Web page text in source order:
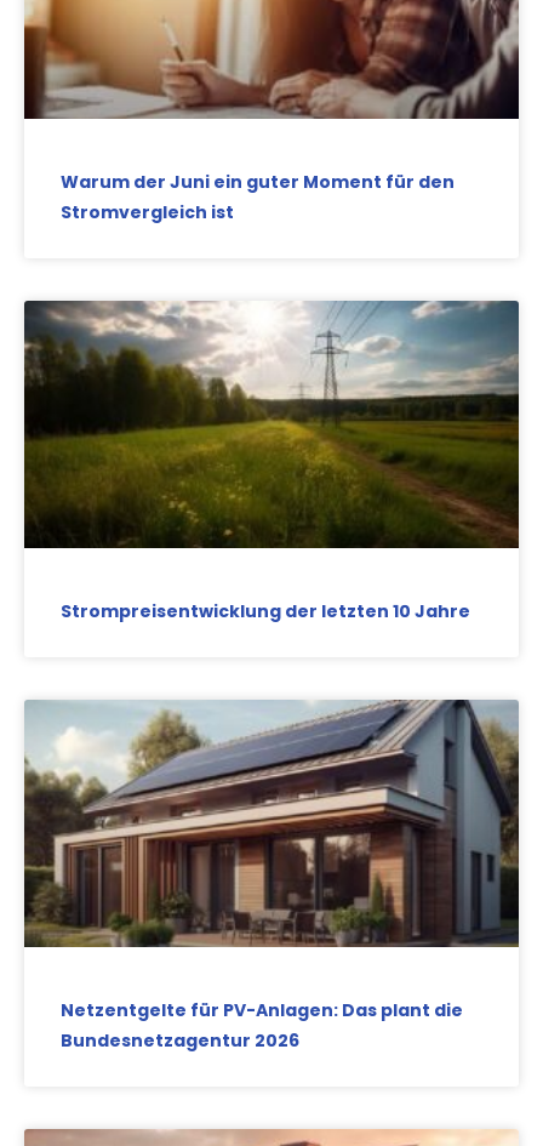
Warum der Juni ein guter Moment für den
Stromvergleich ist
Strompreisentwicklung der letzten 10 Jahre
Netzentgelte für PV-Anlagen: Das plant die
Bundesnetzagentur 2026